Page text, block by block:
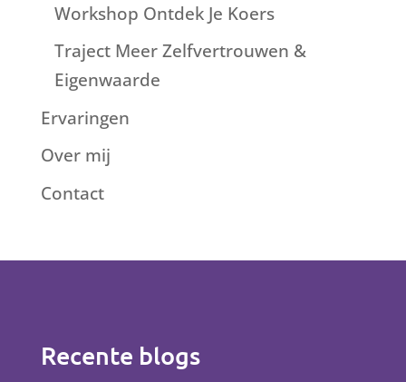
Workshop Ontdek Je Koers
Traject Meer Zelfvertrouwen &
Eigenwaarde
Ervaringen
Over mij
Contact
Recente blogs